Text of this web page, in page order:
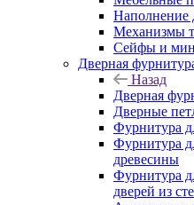
Наполнение
Механизмы
Сейфы и
Дверная
Назад
Дверная
Дверные
Фурнитура
Фурнитура
древесины
Фурнитура
дверей из